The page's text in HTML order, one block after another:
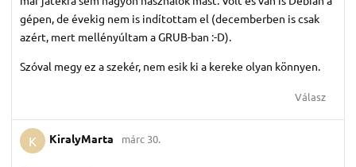
gépen, de évekig nem is indítottam el (decemberben is csak
azért, mert mellényúltam a GRUB-ban :-D).
Szóval megy ez a szekér, nem esik ki a kereke olyan könnyen.
Válasz
K KiralyMarta márc 30.